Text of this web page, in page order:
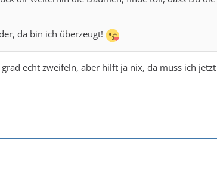
da bin ich überzeugt!
echt zweifeln, aber hilft ja nix, da muss ich